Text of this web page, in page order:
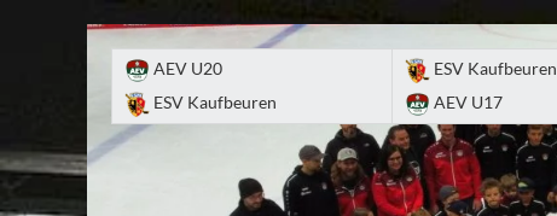
AEV U20
ESV Kaufbeuren
ESV Kaufbeuren
AEV U17